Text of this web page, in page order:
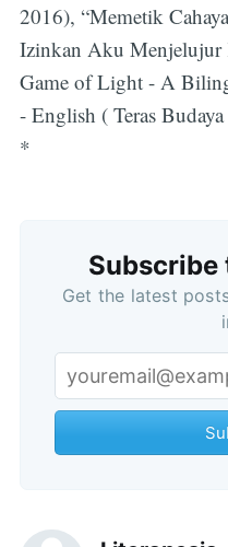
2016), “Memetik
Izinkan Aku Menjelujur
Game of Light - A
- English ( Teras
*
Subscribe
Get the latest